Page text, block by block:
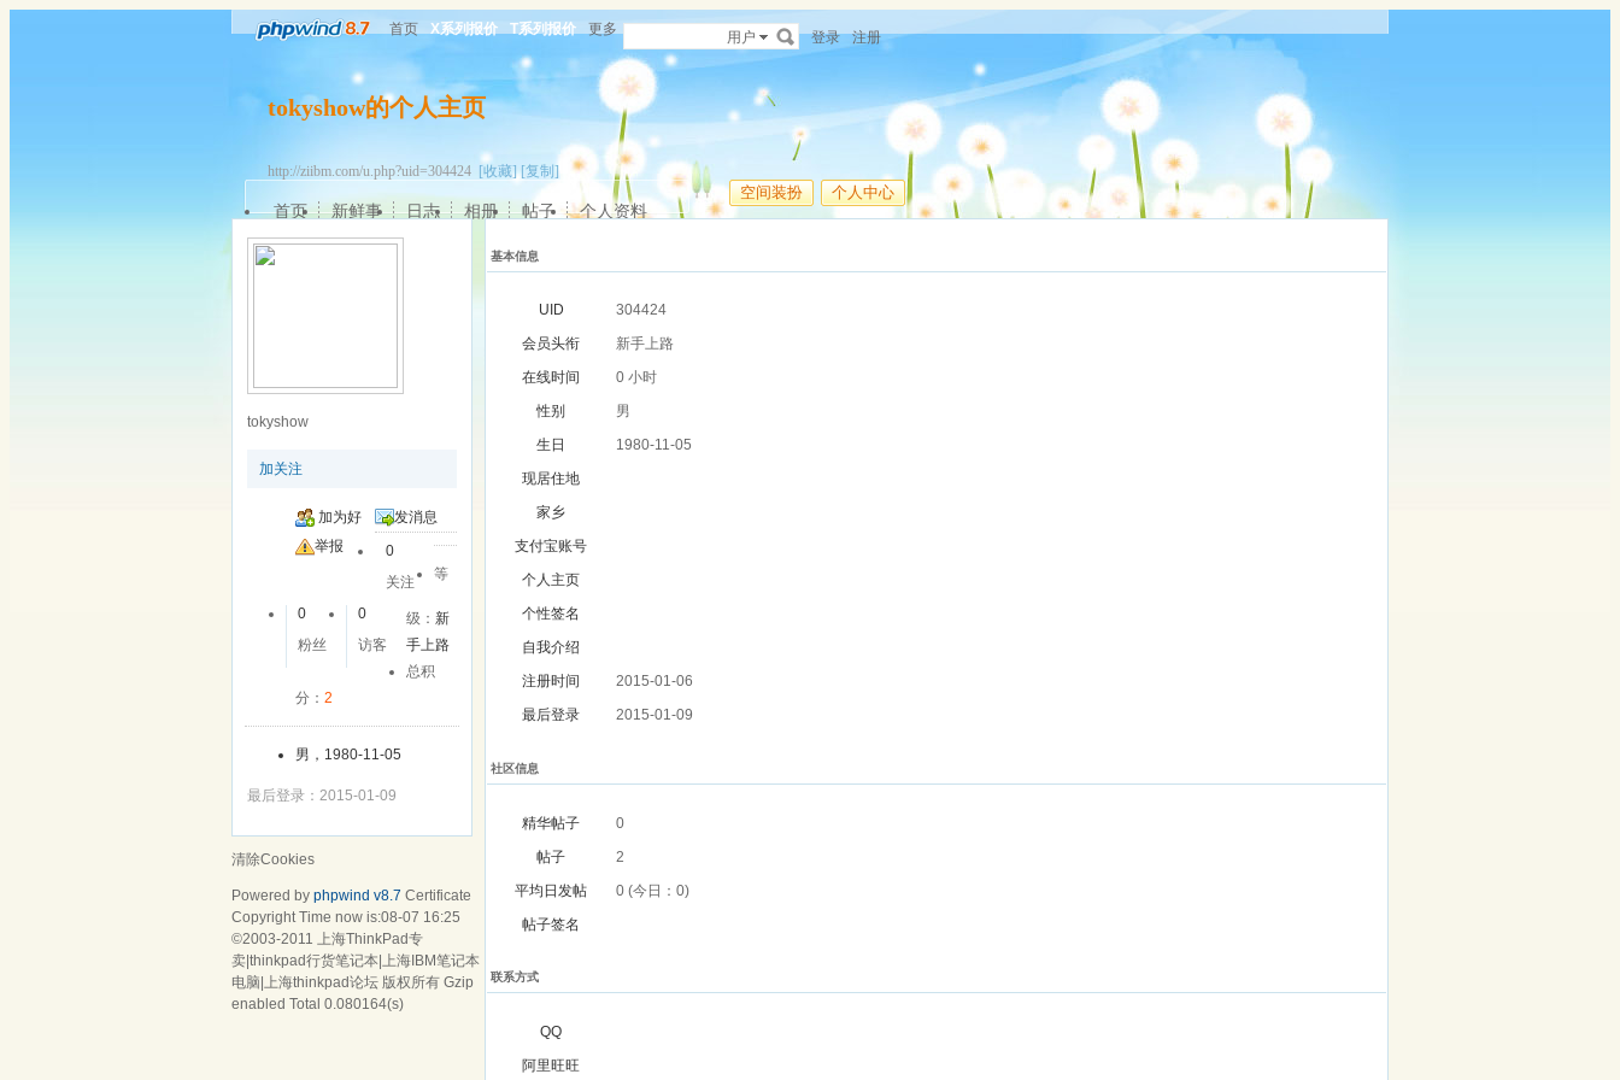
首页 X系列报价 T系列报价 更多 用户 登录 注册
tokyshow的个人主页
http://ziibm.com/u.php?uid=304424 [收藏] [复制]
空间装扮 个人中心
首页 新鲜事 日志 相册 帖子 个人资料
tokyshow
加关注
加为好
友
发消息
举报
0
关注
0
粉丝
0
访客
等
级：新
手上路
总积
分： 2
男，1980-11-05
最后登录：2015-01-09
基本信息
UID
304424
会员头衔
新手上路
在线时间
0 小时
性别
男
生日
1980-11-05
现居住地
家乡
支付宝账号
个人主页
个性签名
自我介绍
注册时间
2015-01-06
最后登录
2015-01-09
社区信息
精华帖子
0
帖子
2
平均日发帖
0 (今日：0)
帖子签名
联系方式
QQ
阿里旺旺
清除Cookies
Powered by phpwind v8.7 Certificate
Copyright Time now is:08-07 16:25
©2003-2011 上海ThinkPad专
卖|thinkpad行货笔记本|上海IBM笔记本
电脑|上海thinkpad论坛 版权所有 Gzip
enabled Total 0.080164(s)